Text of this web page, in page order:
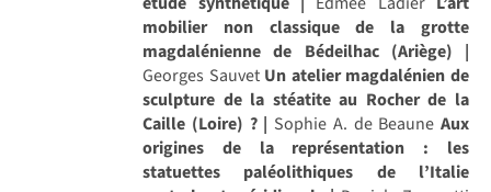
mobilier non classique de la grotte
magdalénienne de Bédeilhac (Ariège) |
Georges Sauvet Un atelier magdalénien de
sculpture de la stéatite au Rocher de la
Caille (Loire) ? | Sophie A. de Beaune Aux
origines de la représentation : les
statuettes paléolithiques de l’Italie